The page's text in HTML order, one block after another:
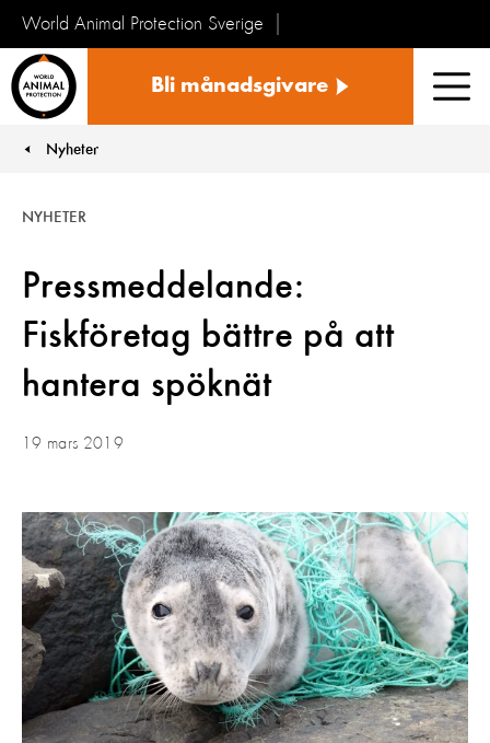
World Animal Protection Sverige
Bli månadsgivare
You are here:
Nyheter
Pressmeddelande:
Fiskföretag bättre på att
hantera spöknät
NYHETER
19 mars 2019